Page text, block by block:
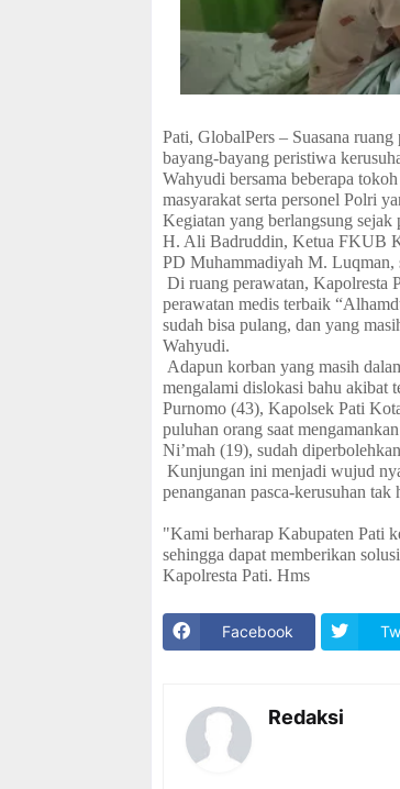
Pati, GlobalPers – Suasana
bayang-bayang peristiwa
Wahyudi bersama beberapa
masyarakat serta personel Polri
Kegiatan yang berlangsung
H. Ali Badruddin, Ketua FKUB
PD Muhammadiyah M.
Di ruang perawatan, Kapolresta
perawatan medis terbaik
sudah bisa pulang, dan yang
Wahyudi.
Adapun korban yang masih
mengalami dislokasi bahu akibat
Purnomo (43), Kapolsek Pati
puluhan orang saat
Ni’mah (19), sudah
Kunjungan ini menjadi wujud
penanganan pasca-kerusuhan
"Kami berharap Kabupaten Pati
sehingga dapat memberikan
Kapolresta Pati. Hms
Facebook
Redaksi